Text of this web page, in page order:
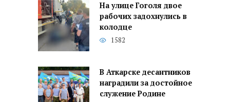
На улице Гоголя двое
рабочих задохнулись в
колодце
1582
В Аткарске десантников
наградили за достойное
служение Родине